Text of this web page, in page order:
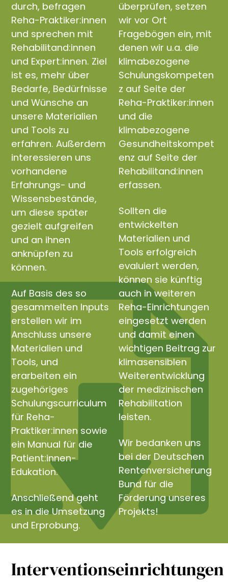
durch, befragen
Reha-Praktiker:innen
und sprechen mit
Rehabilitand:innen
und Expert:innen. Ziel
ist es, mehr über
Bedarfe, Bedürfnisse
und Wünsche an
unsere Materialien
und Tools zu
erfahren. Außerdem
interessieren uns
vorhandene
Erfahrungs- und
Wissensbestände,
um diese später
gezielt aufgreifen
und an ihnen
anknüpfen zu
können.
Auf Basis des so
gesammelten Inputs
erstellen wir im
Anschluss unsere
Materialien und
Tools, und
erarbeiten ein
zugehöriges
Schulungscurriculum
für Reha-
Praktiker:innen sowie
ein Manual für die
Patient:innen-
Edukation.
Anschließend geht
es in die Umsetzung
und Erprobung.
überprüfen, setzen
wir vor Ort
Fragebögen ein, mit
denen wir u.a. die
klimabezogene
Schulungskompeten
z auf Seite der
Reha-Praktiker:innen
und die
klimabezogene
Gesundheitskompet
enz auf Seite der
Rehabilitand:innen
erfassen.
Sollten die
entwickelten
Materialien und
Tools erfolgreich
evaluiert werden,
können sie künftig
auch in weiteren
Reha-Einrichtungen
eingesetzt werden
und damit einen
wichtigen Beitrag zur
klimasensiblen
Weiterentwicklung
der medizinischen
Rehabilitation
leisten.
Wir bedanken uns
bei der Deutschen
Rentenversicherung
Bund für die
Förderung unseres
Projekts!
Interventionseinrichtungen